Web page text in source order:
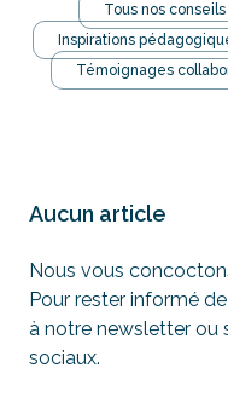
Tous nos conseils
Inspirations
Témoignages
Aucun article
Nous vous
Pour rester informé
à notre newsletter ou
sociaux.